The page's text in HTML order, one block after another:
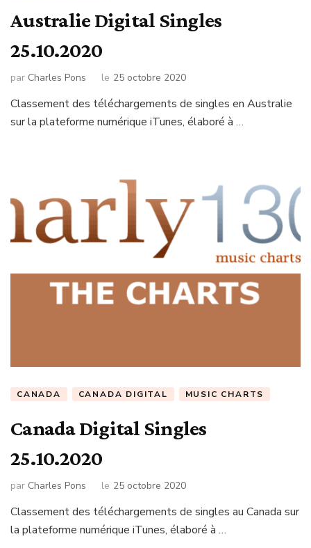
Australie Digital Singles
25.10.2020
par Charles Pons le 25 octobre 2020
Classement des téléchargements de singles en Australie
sur la plateforme numérique iTunes, élaboré à …
CANADA CANADA DIGITAL MUSIC CHARTS
Canada Digital Singles
25.10.2020
par Charles Pons le 25 octobre 2020
Classement des téléchargements de singles au Canada sur
la plateforme numérique iTunes, élaboré à …